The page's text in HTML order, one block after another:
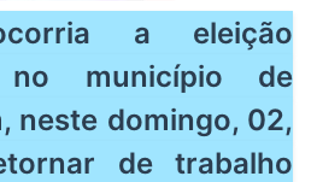
a eleição
no município de
neste domingo, 02,
de trabalho